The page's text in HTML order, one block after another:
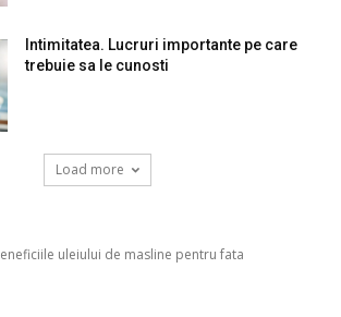
Intimitatea. Lucruri importante pe care
trebuie sa le cunosti
Load more